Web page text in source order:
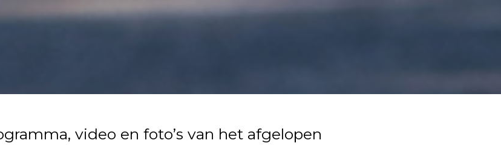
video en foto’s van het afgelopen